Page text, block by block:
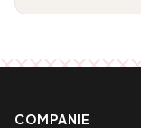
COMPANIE